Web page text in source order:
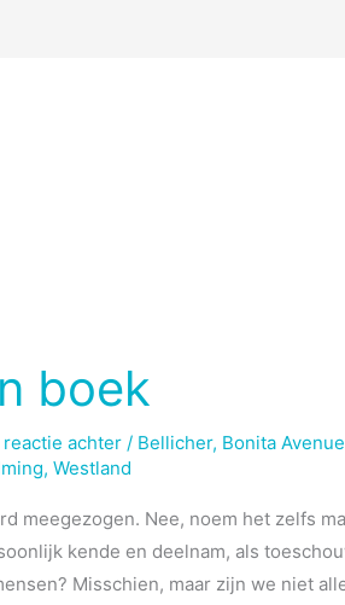
boek
reactie achter / Bellicher, Bonita Avenue
,Westland
meegezogen. Nee, noem het zelfs
kende en deelnam, als
Misschien, maar zijn we niet